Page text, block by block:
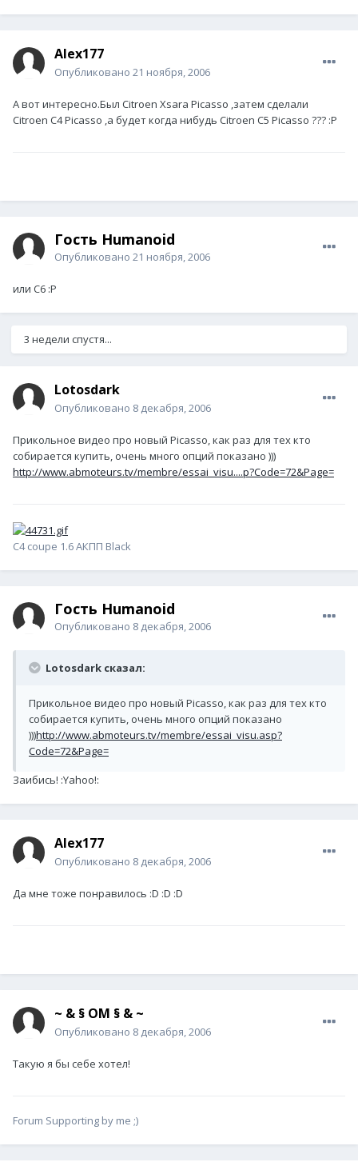
Alex177
Опубликовано 21 ноября, 2006
А вот интересно.Был Citroen Xsara Picasso ,затем сделали
Citroen С4 Picasso ,а будет когда нибудь Citroen С5 Picasso ??? :P
Гость Humanoid
Опубликовано 21 ноября, 2006
или С6 :P
3 недели спустя...
Lotosdark
Опубликовано 8 декабря, 2006
Прикольное видео про новый Picasso, как раз для тех кто
собирается купить, очень много опций показано )))
http://www.abmoteurs.tv/membre/essai_visu....p?Code=72&Page=
C4 coupe 1.6 АКПП Black
Гость Humanoid
Опубликовано 8 декабря, 2006
Lotosdark сказал:
Прикольное видео про новый Picasso, как раз для тех кто
собирается купить, очень много опций показано
)))http://www.abmoteurs.tv/membre/essai_visu.asp?
Code=72&Page=
Заибись! :Yahoo!:
Alex177
Опубликовано 8 декабря, 2006
Да мне тоже понравилось :D :D :D
~ & § OM § & ~
Опубликовано 8 декабря, 2006
Такую я бы себе хотел!
Forum Supporting by me ;)